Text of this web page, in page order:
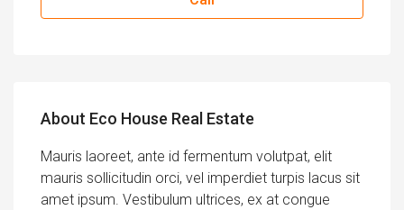
About Eco House Real Estate
Mauris laoreet, ante id fermentum volutpat, elit
mauris sollicitudin orci, vel imperdiet turpis lacus sit
amet ipsum. Vestibulum ultrices, ex at congue